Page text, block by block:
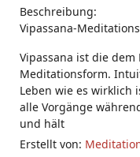
Beschreibung:
Vipassana-
Vipassana ist die
Meditationsform.
Leben wie es wirklich
alle Vorgänge
und hält
Erstellt von: